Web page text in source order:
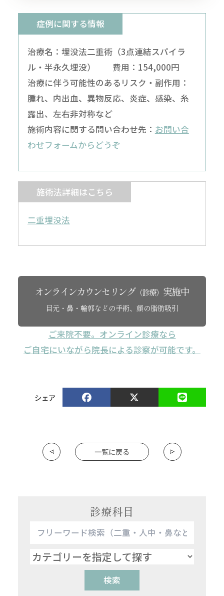
症例に関する情報
治療名：埋没法二重術（3点連結スパイラ
ル・半永久埋没） 費用：154,000円
治療に伴う可能性のあるリスク・副作用：
腫れ、内出血、異物反応、炎症、感染、糸
露出、左右非対称など
施術内容に関する問い合わせ先： お問い合
わせフォームからどうぞ
施術法詳細はこちら
二重埋没法
オンラインカウンセリング（診療） 実施中
目元・鼻・輪郭などの手術、顔の脂肪吸引
ご来院不要。オンライン診療なら
ご自宅にいながら院長による診察が可能です。
シェア
一覧に戻る
診療科目
検索